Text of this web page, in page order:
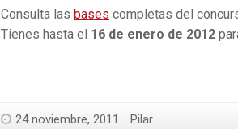
Consulta las bases completas del
Tienes hasta el 16 de enero de 2012
24 noviembre, 2011 Pilar